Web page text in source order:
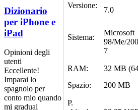
Dizionario
per iPhone e
iPad
Opinioni degli
utenti
Eccellente!
Imparai lo
spagnolo per
conto mio quando
mi graduai
Versione:
7.0
Sistema:
Microsoft
98/Me/
7
RAM:
32 MB
Spazio:
200 MB
P.